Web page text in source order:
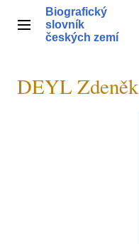
obsahHlavní menu
Biografický
slovník
českých zemí
DEYL